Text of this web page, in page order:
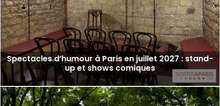
Spectacles d’humour à Paris en juillet 2027 : stand-
up et shows comiques